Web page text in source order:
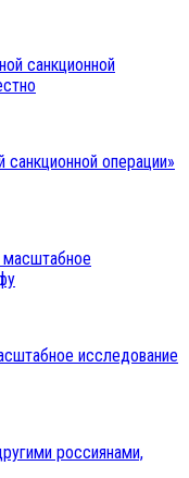
операции»
исследование